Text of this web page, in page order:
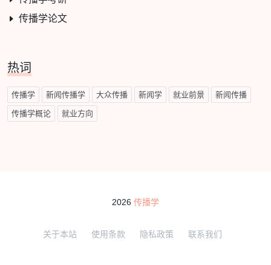
传播学论文
热词
传播学 新闻传播学 大众传播 新闻学 就业前景 新闻传播
传播学概论 就业方向
2026 传播学
关于本站 使用条款 隐私政策 联系我们